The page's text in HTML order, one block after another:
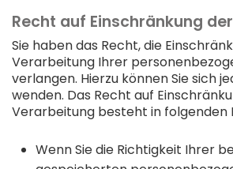
Recht auf Einschränkung
Sie haben das Recht, die
Verarbeitung Ihrer
verlangen. Hierzu können Sie sich
wenden. Das Recht auf
Verarbeitung besteht in folgenden
Wenn Sie die Richtigkeit Ihrer